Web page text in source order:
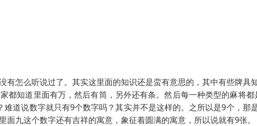
有怎么听说过了。其实这里面的知识还是蛮有意思的，其中有些牌具
都知道里面有万，然后有筒，另外还有条。然后每一种类型的麻将都
道说数字就只有9个数字吗？其实并不是这样的。之所以是9个，那
九这个数字还有吉祥的寓意，象征着圆满的寓意，所以说就有9张。